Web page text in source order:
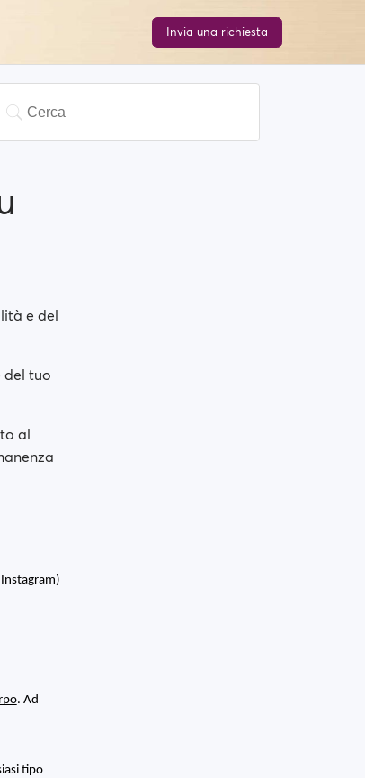
Invia una richiesta
e del
del tuo
al
. Ad
tipo